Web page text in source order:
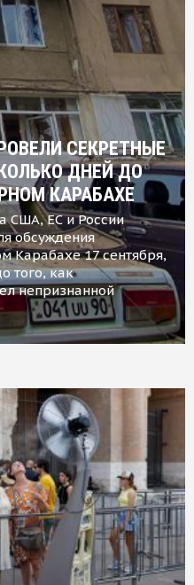
СЕКРЕТНЫЕ
ДНЕЙ ДО
КАРАБАХЕ
США, ЕС и России
обсуждения
Карабахе 17 сентября,
того, как
непризнанной